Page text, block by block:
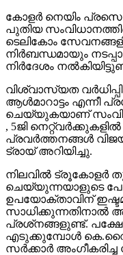
കോളര്‍ നെയിം
പുതിയ
ടെലികോം
നിര്‍ബന്ധമായും
നിര്‍ദേശം
വിശ്വാസ്യത
ആള്‍മാറാട്ടം എന്നീ
ചെയ്യുകയാണ്
, 5ജി
പ്രവര്‍ത്തനങ്ങള്‍
ട്രായ് അറിയിച്ചു.
നിലവില്‍ ട്രൂകോളര്‍
ചെയ്യുന്നയാളുടെ പേര്
ഉപയോക്താവിന്
സാധിക്കുന്നതിനാല്‍
പ്രശ്‌നങ്ങളുണ്ട്.
എടുക്കുമ്പോള്‍
സര്‍ക്കാര്‍